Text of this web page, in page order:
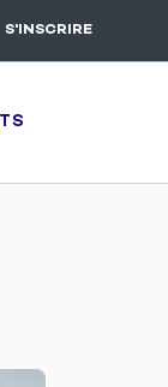
S'INSCRIRE